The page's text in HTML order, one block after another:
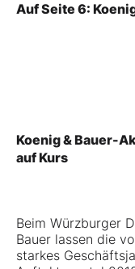
Auf Seite 6:
Koenig & Bauer-
auf Kurs
Beim Würzburger
Bauer lassen die
starkes